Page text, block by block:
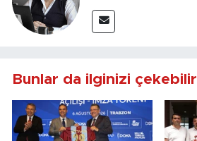
Bunlar da ilginizi çekebilir